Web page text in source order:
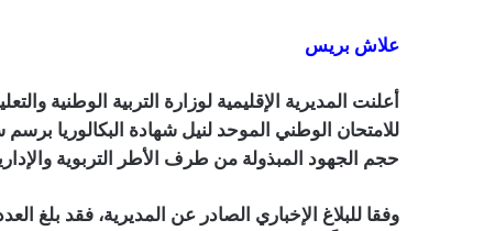
علاش بريس
أعلنت المديرية الإقليمية لوزارة التربية الوطنية
حجم الجهود المبذولة من طرف الأطر التربوية